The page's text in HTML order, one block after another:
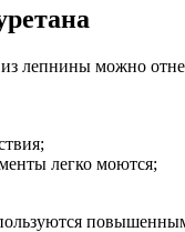
лепнины можно
легко моются;